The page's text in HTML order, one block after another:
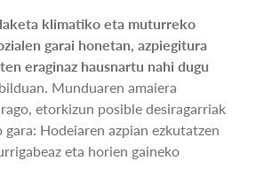
klimatiko eta muturreko
garai honetan, azpiegitura
eraginaz hausnartu nahi dugu
Munduaren amaiera
etorkizun posible desiragarriak
Hodeiaren azpian ezkutatzen
eta horien gaineko